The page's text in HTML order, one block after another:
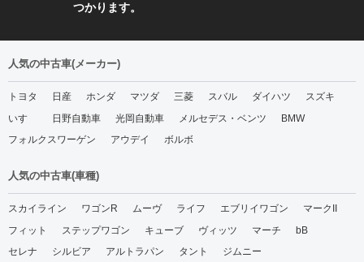
つかります。
人気の中古車(メーカー)
トヨタ 日産 ホンダ マツダ 三菱 スバル ダイハツ
スズキ
いすゞ
日野自動車 光岡自動車 メルセデス・ベンツ
BMW
フォルクスワーゲン
アウデイ ボルボ
人気の中古車(車種)
スカイライン ワゴンR ムーヴ ライフ エブリイワゴン
マークII
フィット
ステップワゴン キューブ ヴィッツ マーチ
bB
セレナ
シルビア アルトラパン タント
ジムニー